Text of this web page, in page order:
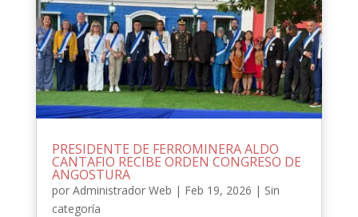
PRESIDENTE DE FERROMINERA ALDO
CANTAFIO RECIBE ORDEN CONGRESO DE
ANGOSTURA
por Administrador Web | Feb 19, 2026 | Sin
categoría